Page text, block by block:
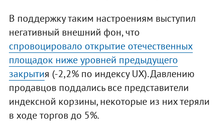
В поддержку таким настроениям выступил
негативный внешний фон, что
спровоцировало открытие отечественных
площадок ниже уровней предыдущего
закрытия (-2,2% по индексу UX). Давлению
продавцов поддались все представители
индексной корзины, некоторые из них теряли
в ходе торгов до 5%.